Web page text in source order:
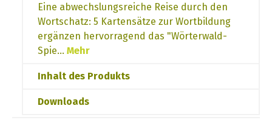
Eine abwechslungsreiche Reise durch den
Wortschatz: 5 Kartensätze zur Wortbildung
ergänzen hervorragend das "Wörterwald-
Spie… Mehr
Inhalt des Produkts
Downloads